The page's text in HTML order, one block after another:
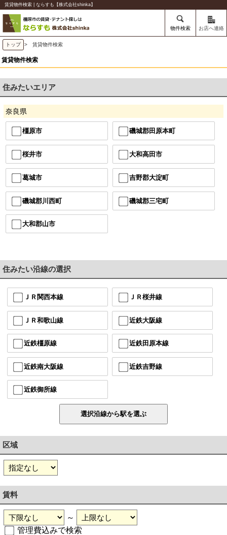
賃貸物件検索 | ならすも【株式会社shinka】
物件検索 お店へ連絡
トップ > 賃貸物件検索
賃貸物件検索
住みたいエリア
奈良県
橿原市 磯城郡田原本町
桜井市 大和高田市
葛城市 吉野郡大淀町
磯城郡川西町 磯城郡三宅町
大和郡山市
住みたい沿線の選択
ＪＲ関西本線 ＪＲ桜井線
ＪＲ和歌山線 近鉄大阪線
近鉄橿原線 近鉄田原本線
近鉄南大阪線 近鉄吉野線
近鉄御所線
区域
賃料
～
管理費込みで検索